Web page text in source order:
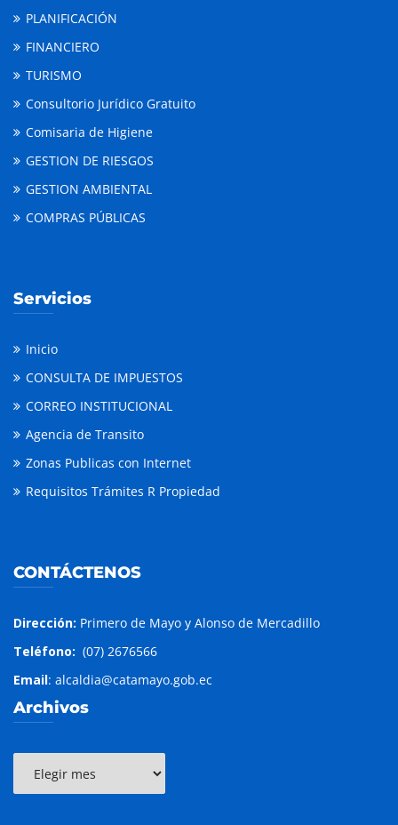
PLANIFICACIÓN
FINANCIERO
TURISMO
Consultorio Jurídico Gratuito
Comisaria de Higiene
GESTION DE RIESGOS
GESTION AMBIENTAL
COMPRAS PÚBLICAS
Servicios
Inicio
CONSULTA DE IMPUESTOS
CORREO INSTITUCIONAL
Agencia de Transito
Zonas Publicas con Internet
Requisitos Trámites R Propiedad
CONTÁCTENOS
Dirección: Primero de Mayo y Alonso de Mercadillo
Teléfono: (07) 2676566
Email: alcaldia@catamayo.gob.ec
Archivos